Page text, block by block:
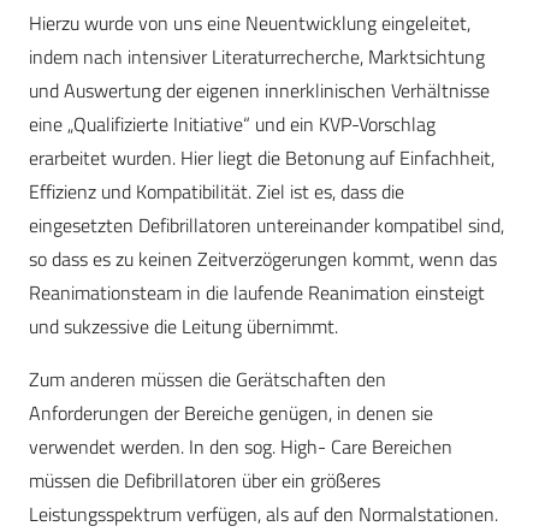
Hierzu wurde von uns eine Neuentwicklung eingeleitet,
indem nach intensiver Literaturrecherche, Marktsichtung
und Auswertung der eigenen innerklinischen Verhältnisse
eine „Qualifizierte Initiative“ und ein KVP-Vorschlag
erarbeitet wurden. Hier liegt die Betonung auf Einfachheit,
Effizienz und Kompatibilität. Ziel ist es, dass die
eingesetzten Defibrillatoren untereinander kompatibel sind,
so dass es zu keinen Zeitverzögerungen kommt, wenn das
Reanimationsteam in die laufende Reanimation einsteigt
und sukzessive die Leitung übernimmt.
Zum anderen müssen die Gerätschaften den
Anforderungen der Bereiche genügen, in denen sie
verwendet werden. In den sog. High- Care Bereichen
müssen die Defibrillatoren über ein größeres
Leistungsspektrum verfügen, als auf den Normalstationen.